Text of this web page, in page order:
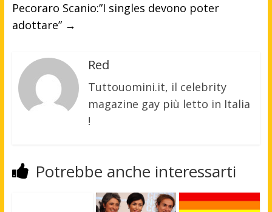
Pecoraro Scanio:”I singles devono poter
adottare” →
Red
Tuttouomini.it, il celebrity
magazine gay più letto in Italia
!
Potrebbe anche interessarti